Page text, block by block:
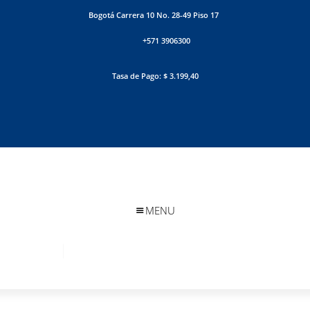
Bogotá Carrera 10 No. 28-49 Piso 17
+571 3906300
Tasa de Pago: $ 3.199,40
MENU